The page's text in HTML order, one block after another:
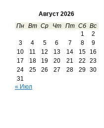
Август 2026
Пн Вт Ср Чт Пт Сб Вс
1
2
3
4 5 6 7 8
9
10
11 12 13 14 15
16
17
18 19 20 21 22
23
24
25 26 27 28 29
30
31
« Июл